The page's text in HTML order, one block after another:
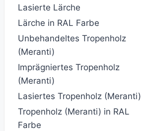
Lasierte Lärche
Lärche in RAL Farbe
Unbehandeltes Tropenholz
(Meranti)
Imprägniertes Tropenholz
(Meranti)
Lasiertes Tropenholz (Meranti)
Tropenholz (Meranti) in RAL
Farbe